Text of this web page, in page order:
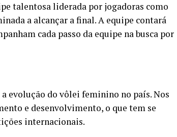
talentosa liderada por jogadoras como
a alcançar a final. A equipe contará
cada passo da equipe na busca por
evolução do vôlei feminino no país. Nos
e desenvolvimento, o que tem se
internacionais.